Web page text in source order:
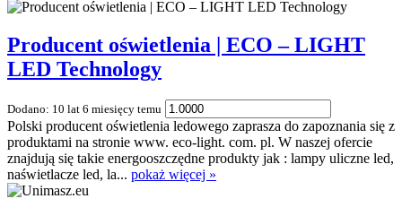
Producent oświetlenia | ECO – LIGHT
LED Technology
Dodano: 10 lat 6 miesięcy temu
Polski producent oświetlenia ledowego zaprasza do zapoznania się z
produktami na stronie www. eco-light. com. pl. W naszej ofercie
znajdują się takie energooszczędne produkty jak : lampy uliczne led,
naświetlacze led, la... pokaż więcej »